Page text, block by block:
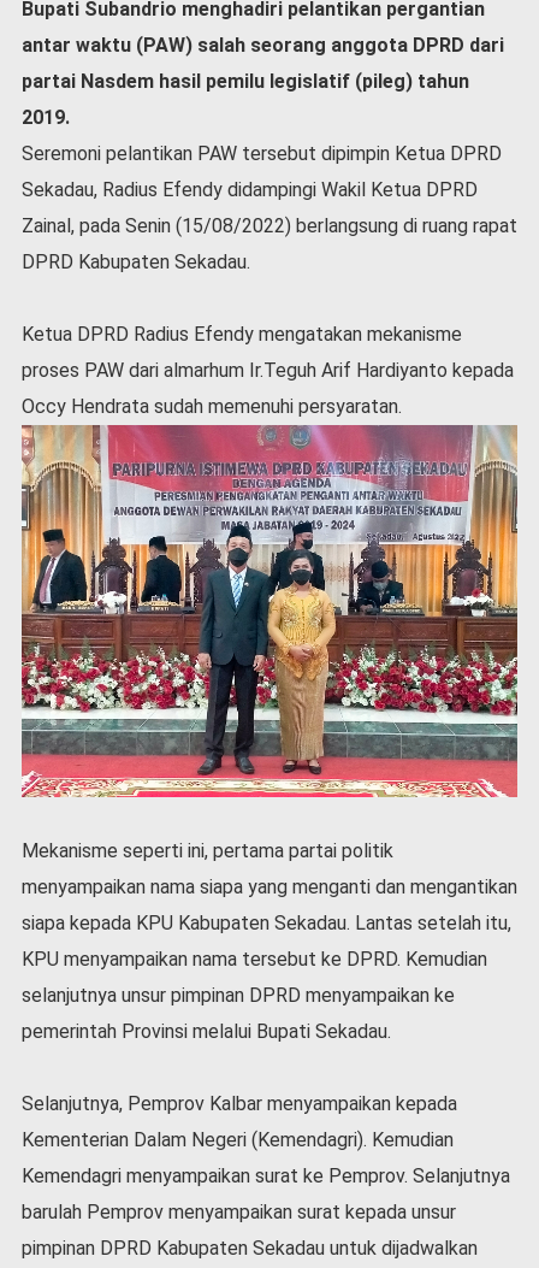
m
o
n
a
l
O
a
h
g
a
O
p
n
i
B
e
r
i
t
a
C
o
v
i
d
1
a
s
o
n
Bupati Subandrio menghadiri pelantikan pergantian
antar waktu (PAW) salah seorang anggota DPRD dari
partai Nasdem hasil pemilu legislatif (pileg) tahun
2019.
Seremoni pelantikan PAW tersebut dipimpin Ketua DPRD
Sekadau, Radius Efendy didampingi Wakil Ketua DPRD
Zainal, pada Senin (15/08/2022) berlangsung di ruang rapat
DPRD Kabupaten Sekadau.
Ketua DPRD Radius Efendy mengatakan mekanisme
proses PAW dari almarhum Ir.Teguh Arif Hardiyanto kepada
Occy Hendrata sudah memenuhi persyaratan.
Mekanisme seperti ini, pertama partai politik
menyampaikan nama siapa yang menganti dan mengantikan
siapa kepada KPU Kabupaten Sekadau. Lantas setelah itu,
KPU menyampaikan nama tersebut ke DPRD. Kemudian
selanjutnya unsur pimpinan DPRD menyampaikan ke
pemerintah Provinsi melalui Bupati Sekadau.
Selanjutnya, Pemprov Kalbar menyampaikan kepada
Kementerian Dalam Negeri (Kemendagri). Kemudian
Kemendagri menyampaikan surat ke Pemprov. Selanjutnya
barulah Pemprov menyampaikan surat kepada unsur
pimpinan DPRD Kabupaten Sekadau untuk dijadwalkan